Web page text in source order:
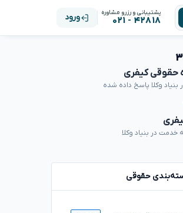
پشتیبانی و رزرو مشاوره
۴۲۸۱۸ - ۰۲۱ ورود
حقوقی کیفری
بنیاد وکلا پاسخ داده شده
خدمت در بنیاد وکلا
حقوقی